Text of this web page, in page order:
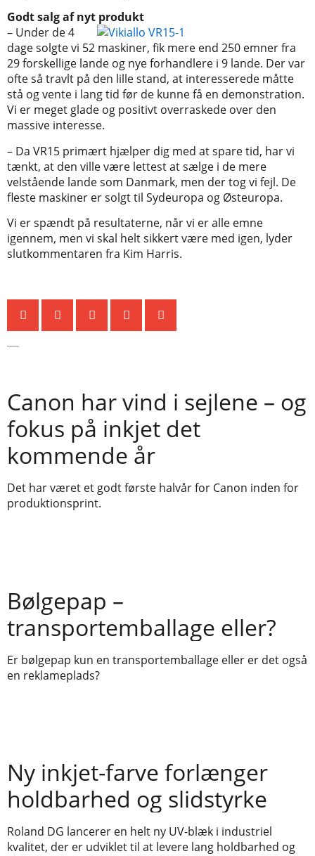
Godt salg af nyt produkt
– Under de 4
dage solgte vi 52 maskiner, fik mere end 250 emner fra
29 forskellige lande og nye forhandlere i 9 lande. Der var
ofte så travlt på den lille stand, at interesserede måtte
stå og vente i lang tid før de kunne få en demonstration.
Vi er meget glade og positivt overraskede over den
massive interesse.
– Da VR15 primært hjælper dig med at spare tid, har vi
tænkt, at den ville være lettest at sælge i de mere
velstående lande som Danmark, men der tog vi fejl. De
fleste maskiner er solgt til Sydeuropa og Østeuropa.
Vi er spændt på resultaterne, når vi er alle emne
igennem, men vi skal helt sikkert være med igen, lyder
slutkommentaren fra Kim Harris.
Canon har vind i sejlene – og
fokus på inkjet det
kommende år
Det har været et godt første halvår for Canon inden for
produktionsprint.
Bølgepap –
transportemballage eller?
Er bølgepap kun en transportemballage eller er det også
en reklameplads?
Ny inkjet-farve forlænger
holdbarhed og slidstyrke
Roland DG lancerer en helt ny UV-blæk i industriel
kvalitet, der er udviklet til at levere lang holdbarhed og